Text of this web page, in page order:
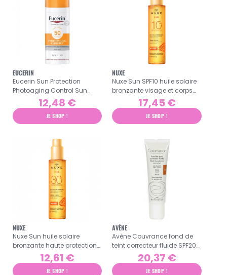
EUCERIN
Eucerin Sun Protection
Photoaging Control Sun
Fluid SPF50 - 50ml
12,48 €
JE SHOP !
NUXE
Nuxe Sun SPF10 huile solaire
bronzante visage et corps
17,45 €
JE SHOP !
NUXE
Nuxe Sun huile solaire
bronzante haute protection
visage et corps SPF30 -
150ml
12,61 €
JE SHOP !
AVÈNE
Avène Couvrance fond de
teint correcteur fluide SPF20
N°3 sable 30ml
20,37 €
JE SHOP !